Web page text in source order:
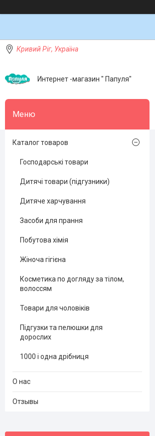
Кривий Ріг, Україна
Интернет -магазин " Папуля"
Каталог товаров
Господарські товари
Дитячі товари (підгузники)
Дитяче харчування
Засоби для прання
Побутова хімія
Жіноча гігієна
Косметика по догляду за тілом,
волоссям
Товари для чоловіків
Підгузки та пелюшки для
дорослих
1000 і одна дрібниця
О нас
Отзывы